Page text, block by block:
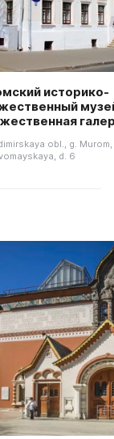
историко-
obl., g. Murom,
d. 6